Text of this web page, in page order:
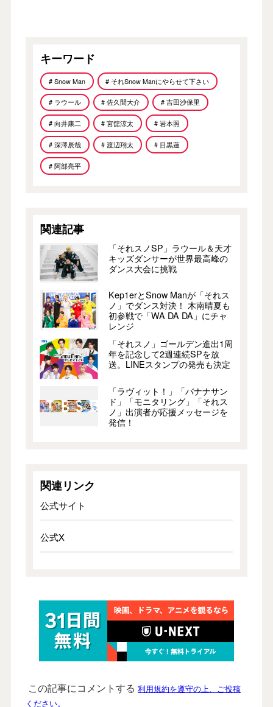
キーワード
# Snow Man # それSnow Manにやらせて下さい
# ラウール # 佐久間大介 # 吉田沙保里
# 向井康二 # 宮舘涼太 # 岩本照
# 深澤辰哉 # 渡辺翔太 # 目黒蓮
# 阿部亮平
関連記事
「それスノSP」ラウール＆天才
キッズダンサーが世界最高峰の
ダンス大会に挑戦
Kep1erとSnow Manが「それス
ノ」でダンス対決！ 木南晴夏も
初参戦で「WA DA DA」にチャ
レンジ
「それスノ」ゴールデン進出1周
年を記念して2週連続SPを放
送。LINEスタンプの発売も決定
「ラヴィット！」「バナナサン
ド」「モニタリング」「それス
ノ」出演者が応援メッセージを
発信！
関連リンク
公式サイト
公式X